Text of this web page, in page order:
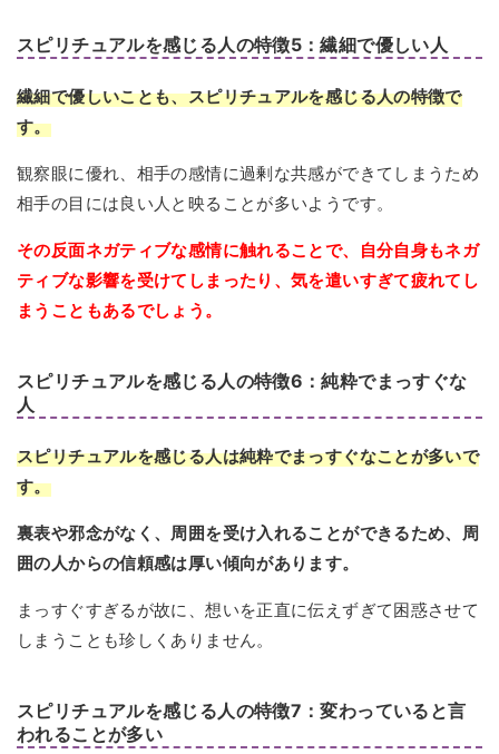
スピリチュアルを感じる人の特徴5：繊細で優しい人
繊細で優しいことも、スピリチュアルを感じる人の特徴で
す。
観察眼に優れ、相手の感情に過剰な共感ができてしまうため
相手の目には良い人と映ることが多いようです。
その反面ネガティブな感情に触れることで、自分自身もネガ
ティブな影響を受けてしまったり、気を遣いすぎて疲れてし
まうこともあるでしょう。
スピリチュアルを感じる人の特徴6：純粋でまっすぐな
人
スピリチュアルを感じる人は純粋でまっすぐなことが多いで
す。
裏表や邪念がなく、周囲を受け入れることができるため、周
囲の人からの信頼感は厚い傾向があります。
まっすぐすぎるが故に、想いを正直に伝えずぎて困惑させて
しまうことも珍しくありません。
スピリチュアルを感じる人の特徴7：変わっていると言
われることが多い